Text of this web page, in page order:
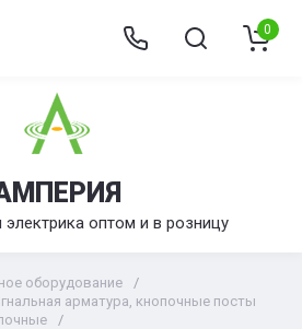
электрика оптом и в розницу
0
оборудование
/
арматура, кнопочные посты
/